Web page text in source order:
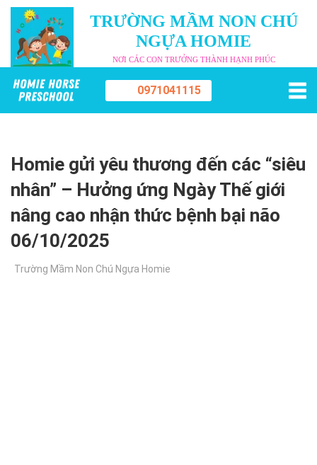
TRƯỜNG MẦM NON CHÚ
NGỰA HOMIE
NƠI CÁC CON TRƯỞNG THÀNH HẠNH PHÚC
0971041115
Homie gửi yêu thương đến các “siêu
nhân” – Hưởng ứng Ngày Thế giới
nâng cao nhận thức bệnh bại não
06/10/2025
Trường Mầm Non Chú Ngựa Homie